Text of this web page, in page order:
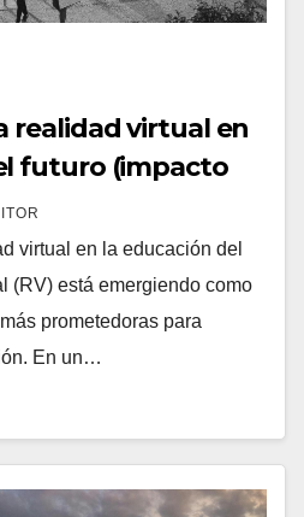
realidad virtual en
futuro (impacto
virtual en la educación del
(RV) está emergiendo como
prometedoras para
En un…